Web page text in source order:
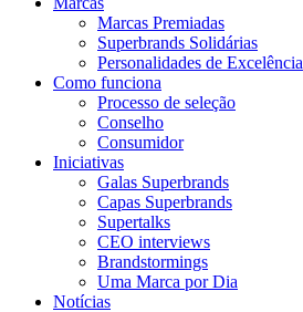
Marcas Premiadas
Superbrands Solidárias
Personalidades de Excelência
Como funciona
Processo de seleção
Conselho
Consumidor
Iniciativas
Galas Superbrands
Capas Superbrands
Supertalks
CEO interviews
Brandstormings
Uma Marca por Dia
Notícias